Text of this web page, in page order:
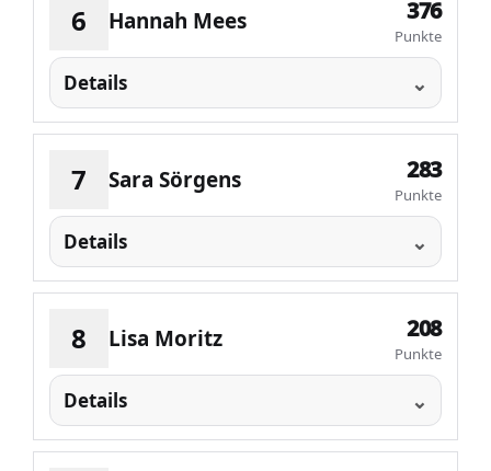
6 Hannah Mees 376
Punkte
Details
7 Sara Sörgens 283
Punkte
Details
8 Lisa Moritz 208
Punkte
Details